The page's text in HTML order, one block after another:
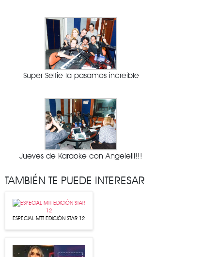
Super Selfie la pasamos increible
Jueves de Karaoke con Angelelli!!!
TAMBIÉN TE PUEDE INTERESAR
ESPECIAL MTT EDICIÓN STAR 12